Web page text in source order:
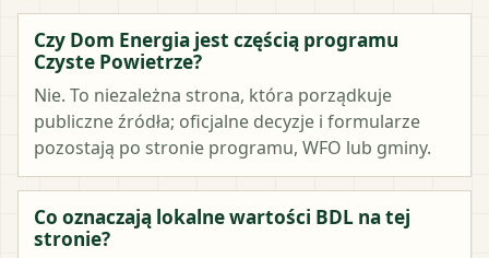
Czy Dom Energia jest częścią programu
Czyste Powietrze?
Nie. To niezależna strona, która porządkuje
publiczne źródła; oficjalne decyzje i formularze
pozostają po stronie programu, WFO lub gminy.
Co oznaczają lokalne wartości BDL na tej
stronie?